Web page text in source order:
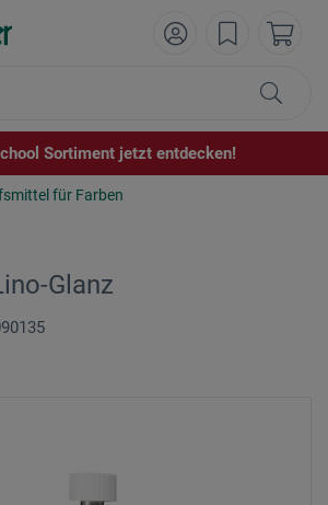
Sortiment jetzt entdecken!
für Farben
Glanz